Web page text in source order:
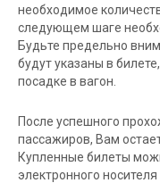
необходимое
следующем шаге
Будьте предельно
будут указаны в
посадке в вагон.
После успешного
пассажиров, Вам
Купленные билеты
электронного